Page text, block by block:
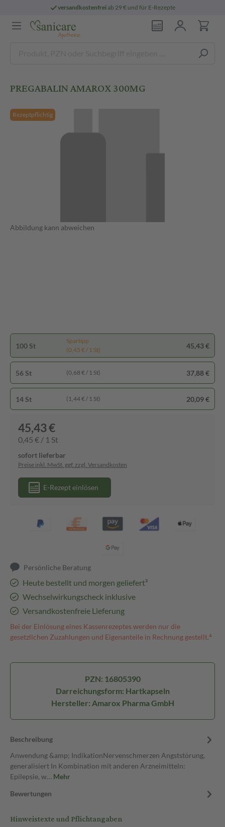
versandkostenfreiab 29 € und für E-Rezepte
PREGABALIN AMAROX 300MG
Rezeptpflichtig
Abbildung kann abweichen
100 St
Spartipp
(0,45 € / 1 St)
45,43 €
56 St (0,68 € / 1 St) 37,88 €
14 St (1,44 € / 1 St) 20,09 €
45,43 €
0,45 € / 1 St
sofort lieferbar
Preise inkl. MwSt. ggf. zzgl. Versandkosten
E-Rezept einlösen
Persönliche Beratung
Heute bestellt und morgen geliefert³
Wechselwirkungscheck inklusive
Versandkostenfreie Lieferung
Bei der Einlösung eines Kassenrezeptes werden nur die
gesetzlichen Zuzahlungen und Eigenanteile in Rechnung gestellt.⁴
PZN: 16805390
Darreichungsform: Hartkapseln
Hersteller: Amarox Pharma GmbH
Beschreibung
Anwendung &amp; IndikationNervenschmerzen Angststörung,
generalisiert In Kombination mit anderen Arzneimitteln:
Epilepsie, w… Mehr
Bewertungen
Hinweistexte und Pflichtangaben